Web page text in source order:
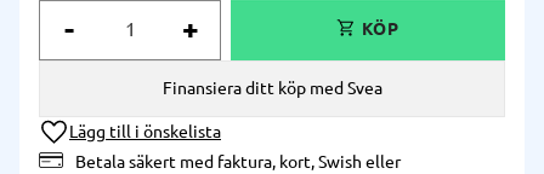
+
-
Lägg till i önskelista
Betala säkert med faktura, kort, Swish eller
Finansiera ditt köp med Svea